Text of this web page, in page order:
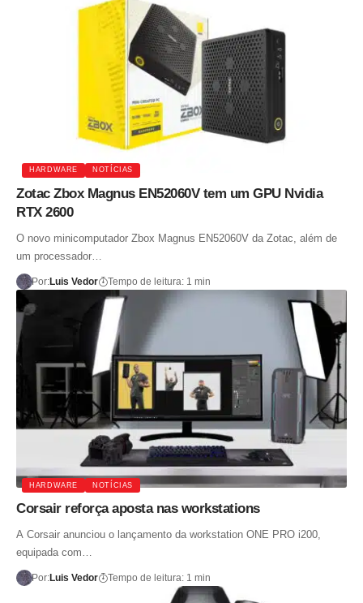
HARDWARE NOTÍCIAS
Zotac Zbox Magnus EN52060V tem um GPU Nvidia
RTX 2600
O novo minicomputador Zbox Magnus EN52060V da Zotac, além de
um processador…
Por:Luis Vedor Tempo de leitura: 1 min
HARDWARE NOTÍCIAS
Corsair reforça aposta nas workstations
A Corsair anunciou o lançamento da workstation ONE PRO i200,
equipada com…
Por:Luis Vedor Tempo de leitura: 1 min